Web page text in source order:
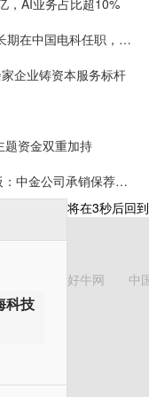
，AI业务占比超10%
中国通号任命54岁董宝良为公司总裁，曾长期在中国电科任职，董事长楼齐良63岁，2024年薪酬57万
企业铸资本服务标杆
题资金双重加持
“A+H”上市！百奥赛图12月10日登陆科创板：中金公司承销保荐费9850万元 保代为漆遥、张韦弦
科技
将在3秒后回
好牛网 中